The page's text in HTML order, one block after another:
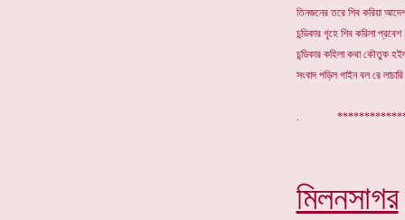
তিনজনের তরে শিব করিয়া
চন্ডিকার গৃহে শিব করিলা প্রবেশ
চন্ডিকার কহিলা কথা কৌতুক
সংবাদ পড়িল গাইন বল রে লাচারি
.
মিলনসাগর